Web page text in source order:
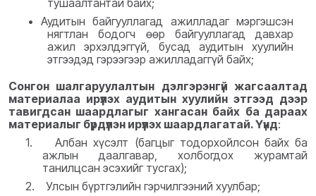
тушаалтантай байх;
• Аудитын байгууллагад ажилладаг мэргэшсэн
нягтлан бодогч өөр байгууллагад давхар
ажил эрхэлдэггүй, бусад аудитын хуулийн
этгээдэд гэрээгээр ажилладаггүй байх;
Сонгон шалгаруулалтын дэлгэрэнгүй жагсаалтад
материалаа ирүүлэх аудитын хуулийн этгээд дээр
тавигдсан шаардлагыг хангасан байх ба дараах
материалыг бүрдүүлэн ирүүлэх шаардлагатай. Үүнд:
1.
Албан хүсэлт (багцыг тодорхойлсон байх ба
ажлын даалгавар, холбогдох журамтай
танилцсан эсэхийг тусгах);
2.
Улсын бүртгэлийн гэрчилгээний хуулбар;